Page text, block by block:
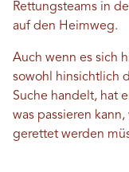
Rettungsteams in
auf den Heimweg.
Auch wenn es sich
sowohl hinsichtlich
Suche handelt, hat
was passieren
gerettet werden